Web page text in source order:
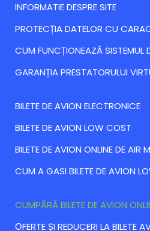
INFORMATIE DESPRE SITE
PROTECȚIA DATELOR CU
CUM FUNCȚIONEAZĂ SISTEMUL
GARANȚIA PRESTATORULUI
BILETE DE AVION ELECTRONICE
BILETE DE AVION LOW COST
BILETE DE AVION ONLINE DE AIR
CUM A GASI BILETE DE AVION
CUMPĂRĂ BILETE DE AVION
ОFERTE ȘI REDUCERI LA BILETE